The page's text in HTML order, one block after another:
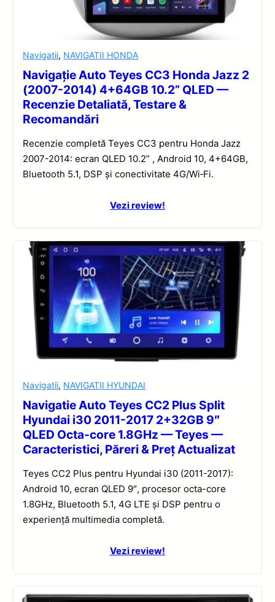
Navigatii, NAVIGATII HONDA
Navigație Auto Teyes CC3 Honda Jazz 2
(2007-2014) 4+64GB 10.2” QLED —
Recenzie Detaliată, Testare &
Recomandări
Recenzie completă Teyes CC3 pentru Honda Jazz
2007-2014: ecran QLED 10.2” , Android 10, 4+64GB,
Bluetooth 5.1, DSP și conectivitate 4G/Wi‑Fi.
Vezi review!
Navigatii, NAVIGATII HYUNDAI
Navigatie Auto Teyes CC2 Plus Split
Hyundai i30 2011-2017 2+32GB 9″
QLED Octa-core 1.8GHz — Teyes —
Caracteristici, Păreri & Preț Actualizat
Teyes CC2 Plus pentru Hyundai i30 (2011-2017):
Android 10, ecran QLED 9″, procesor octa-core
1.8GHz, Bluetooth 5.1, 4G LTE și DSP pentru o
experiență multimedia completă.
Vezi review!